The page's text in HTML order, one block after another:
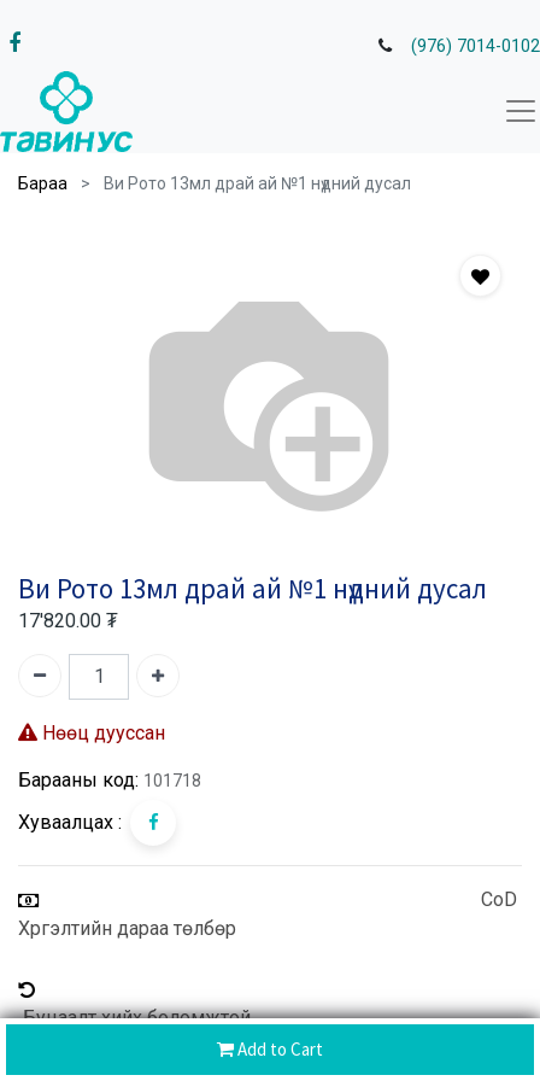
(976) 7014-0102
Бараа Ви Рото 13мл драй ай №1 нүдний дусал
Add to Cart
Ви Рото 13мл драй ай №1 нүдний дусал
17'820.00 ₮
Нөөц дууссан
Барааны код: 101718
Хуваалцах :
CoD
Хүргэлтийн дараа төлбөр
Буцаалт хийх боломжтой